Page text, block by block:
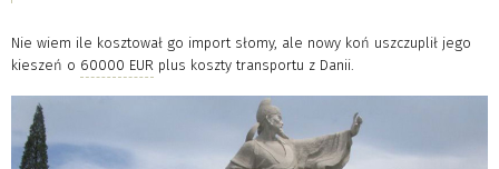
Nie wiem ile kosztował go import słomy, ale nowy koń uszczuplił jego
kieszeń o 60000 EUR plus koszty transportu z Danii.